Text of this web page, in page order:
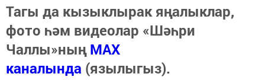
Тагы да кызыклырак яңалыклар,
фото һәм видеолар «Шәһри
Чаллы»ныңMAX
каналында (язылыгыз).